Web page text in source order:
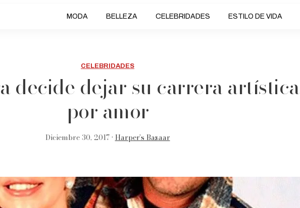
MODA BELLEZA CELEBRIDADES ESTILO DE VIDA
CELEBRIDADES
decide dejar su carrera artística
por amor
Diciembre 30, 2017 • Harper’s Bazaar